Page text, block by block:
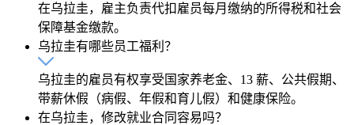
在乌拉圭，雇主负责代扣雇员每月缴纳的所得税和社会
保障基金缴款。
乌拉圭有哪些员工福利？
乌拉圭的雇员有权享受国家养老金、13 薪、公共假期、
带薪休假（病假、年假和育儿假）和健康保险。
在乌拉圭，修改就业合同容易吗？